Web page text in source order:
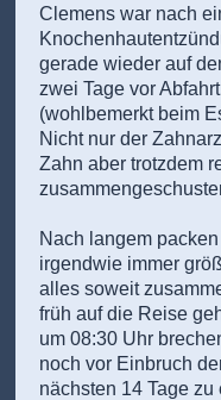
Clemens war nach
gerade wieder auf
zwei Tage vor
(wohlbemerkt beim
Nicht nur der
Zahn aber trotzdem
Nach langem
irgendwie immer
alles soweit
früh auf die Reise
um 08:30 Uhr
noch vor Einbruch
nächsten 14 Tage zu